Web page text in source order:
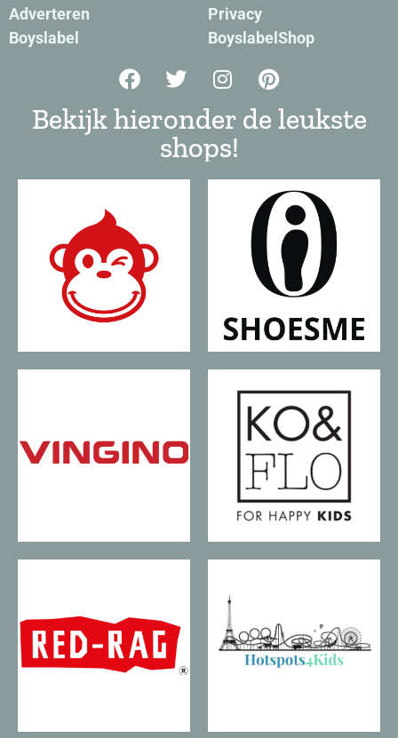
Adverteren
Boyslabel
Privacy
BoyslabelShop
Bekijk hieronder de leukste
shops!